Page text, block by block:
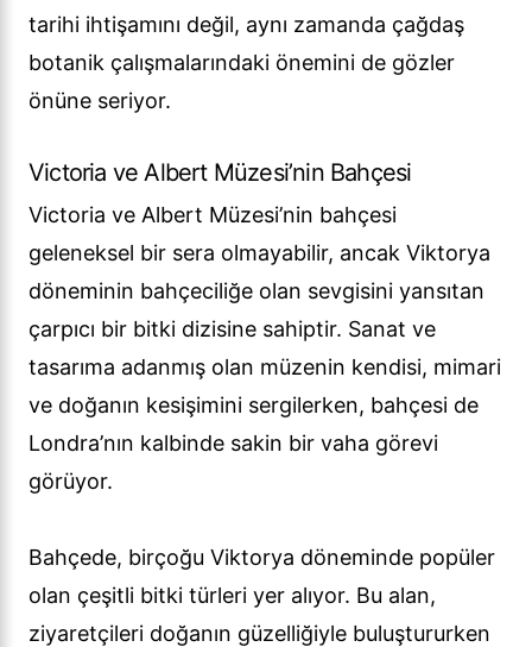
tarihi ihtişamını değil, aynı zamanda çağdaş
botanik çalışmalarındaki önemini de gözler
önüne seriyor.
Victoria ve Albert Müzesi’nin Bahçesi
Victoria ve Albert Müzesi’nin bahçesi
geleneksel bir sera olmayabilir, ancak Viktorya
döneminin bahçeciliğe olan sevgisini yansıtan
çarpıcı bir bitki dizisine sahiptir. Sanat ve
tasarıma adanmış olan müzenin kendisi, mimari
ve doğanın kesişimini sergilerken, bahçesi de
Londra’nın kalbinde sakin bir vaha görevi
görüyor.
Bahçede, birçoğu Viktorya döneminde popüler
olan çeşitli bitki türleri yer alıyor. Bu alan,
ziyaretçileri doğanın güzelliğiyle buluştururken